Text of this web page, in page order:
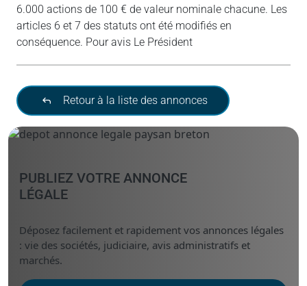
6.000 actions de 100 € de valeur nominale chacune. Les
articles 6 et 7 des statuts ont été modifiés en
conséquence. Pour avis Le Président
Retour à la liste des annonces
PUBLIEZ VOTRE ANNONCE
LÉGALE
Déposez facilement et rapidement vos annonces légales
: vie des sociétés, judiciaire, avis administratifs et
marchés.